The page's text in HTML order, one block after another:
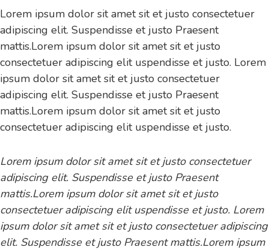
Lorem ipsum dolor sit amet sit et justo consectetuer
adipiscing elit. Suspendisse et justo Praesent
mattis.Lorem ipsum dolor sit amet sit et justo
consectetuer adipiscing elit uspendisse et justo. Lorem
ipsum dolor sit amet sit et justo consectetuer
adipiscing elit. Suspendisse et justo Praesent
mattis.Lorem ipsum dolor sit amet sit et justo
consectetuer adipiscing elit uspendisse et justo.
Lorem ipsum dolor sit amet sit et justo consectetuer
adipiscing elit. Suspendisse et justo Praesent
mattis.Lorem ipsum dolor sit amet sit et justo
consectetuer adipiscing elit uspendisse et justo. Lorem
ipsum dolor sit amet sit et justo consectetuer adipiscing
elit. Suspendisse et justo Praesent mattis.Lorem ipsum